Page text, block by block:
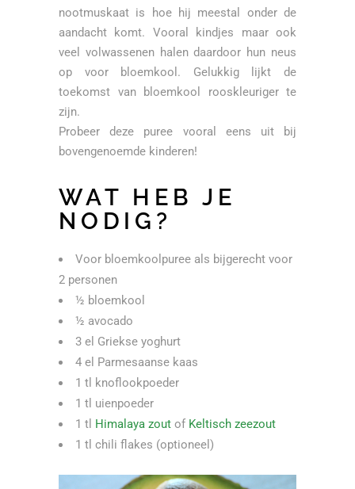
nootmuskaat is hoe hij meestal onder de
aandacht komt. Vooral kindjes maar ook
veel volwassenen halen daardoor hun neus
op voor bloemkool. Gelukkig lijkt de
toekomst van bloemkool rooskleuriger te
zijn.
Probeer deze puree vooral eens uit bij
bovengenoemde kinderen!
WAT HEB JE
NODIG?
Voor bloemkoolpuree als bijgerecht voor
2 personen
½ bloemkool
½ avocado
3 el Griekse yoghurt
4 el Parmesaanse kaas
1 tl knoflookpoeder
1 tl uienpoeder
1 tl Himalaya zout of Keltisch zeezout
1 tl chili flakes (optioneel)